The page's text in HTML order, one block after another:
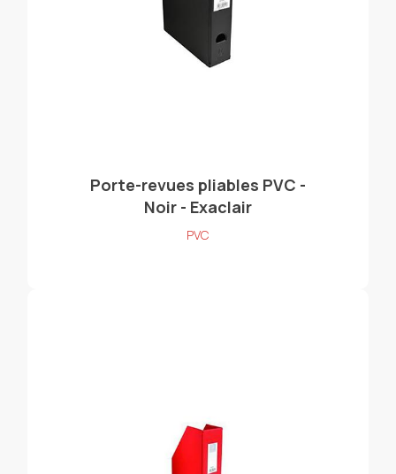
Porte-revues pliables PVC -
Noir - Exaclair
PVC